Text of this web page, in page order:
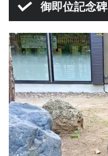
御即位記念碑